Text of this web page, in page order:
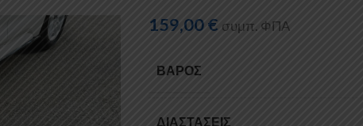
159,00€ συμπ. ΦΠΑ
ΒΆΡΟΣ
ΔΙΑΣΤΆΣΕΙΣ